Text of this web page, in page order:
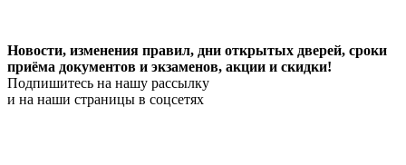
Новости, изменения правил, дни открытых дверей, сроки
приёма документов и экзаменов, акции и скидки!
Подпишитесь на нашу рассылку
и на наши страницы в соцсетях